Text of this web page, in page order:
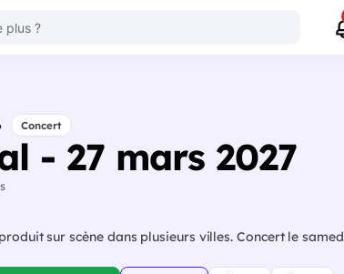
Concert
- 27 mars 2027
sur scène dans plusieurs villes. Concert le